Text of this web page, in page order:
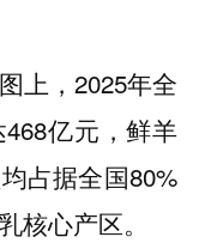
上，2025年全
亿元，鲜羊
占据全国80%
核心产区。